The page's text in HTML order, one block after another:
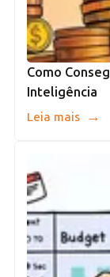
Como
Inteligência
Leia mais →